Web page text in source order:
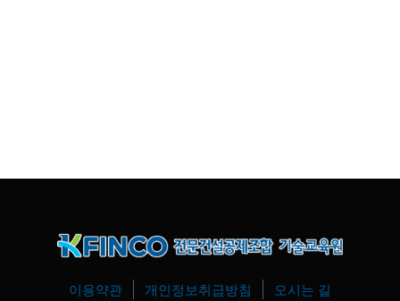
이용약관 개인정보취급방침
오시는 길